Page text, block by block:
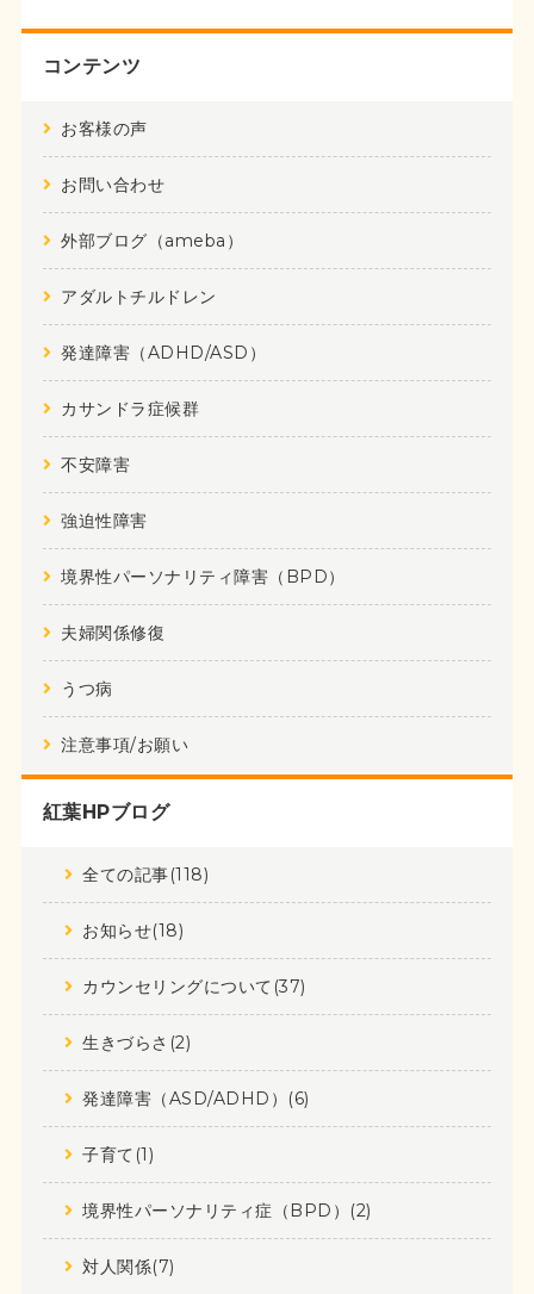
コンテンツ
お客様の声
お問い合わせ
外部ブログ（ameba）
アダルトチルドレン
発達障害（ADHD/ASD）
カサンドラ症候群
不安障害
強迫性障害
境界性パーソナリティ障害（BPD）
夫婦関係修復
うつ病
注意事項/お願い
紅葉HPブログ
全ての記事(118)
お知らせ(18)
カウンセリングについて(37)
生きづらさ(2)
発達障害（ASD/ADHD）(6)
子育て(1)
境界性パーソナリティ症（BPD）(2)
対人関係(7)